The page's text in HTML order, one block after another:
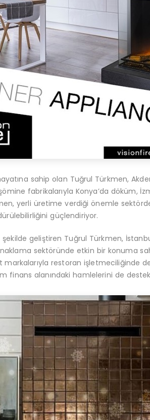
hayatına sahip olan Tuğrul Türkmen,
fabrikalarıyla Konya’da döküm,
yerli üretime verdiği önemle
güçlendiriyor.
şekilde geliştiren Tuğrul Türkmen,
sektöründe etkin bir konuma
restoran işletmeciliğinde
finans alanındaki hamlelerini de